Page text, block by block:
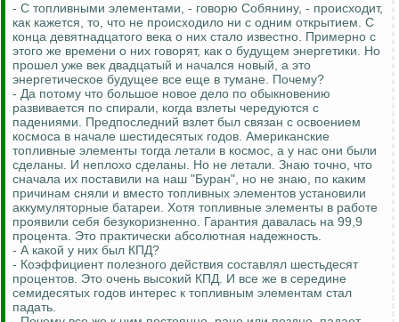
- С топливными элементами, - говорю Собянину, - происходит,
как кажется, то, что не происходило ни с одним открытием. С
конца девятнадцатого века о них стало известно. Примерно с
этого же времени о них говорят, как о будущем энергетики. Но
прошел уже век двадцатый и начался новый, а это
энергетическое будущее все еще в тумане. Почему?
- Да потому что большое новое дело по обыкновению
развивается по спирали, когда взлеты чередуются с
падениями. Предпоследний взлет был связан с освоением
космоса в начале шестидесятых годов. Американские
топливные элементы тогда летали в космос, а у нас они были
сделаны. И неплохо сделаны. Но не летали. Знаю точно, что
сначала их поставили на наш "Буран", но не знаю, по каким
причинам сняли и вместо топливных элементов установили
аккумуляторные батареи. Хотя топливные элементы в работе
проявили себя безукоризненно. Гарантия давалась на 99,9
процента. Это практически абсолютная надежность.
- А какой у них был КПД?
- Коэффициент полезного действия составлял шестьдесят
процентов. Это очень высокий КПД. И все же в середине
семидесятых годов интерес к топливным элементам стал
падать.